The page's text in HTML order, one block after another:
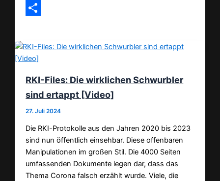
Email
RKI-Files: Die wirklichen Schwurbler
sind ertappt [Video]
27. Juli 2024
Die RKI-Protokolle aus den Jahren 2020 bis 2023
sind nun öffentlich einsehbar. Diese offenbaren
Manipulationen im großen Stil. Die 4000 Seiten
umfassenden Dokumente legen dar, dass das
Thema Corona falsch erzählt wurde. Viele, die